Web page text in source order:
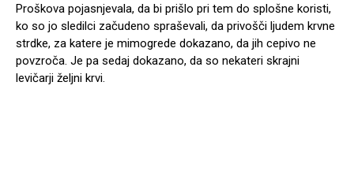
Proškova pojasnjevala, da bi prišlo pri tem do splošne koristi,
ko so jo sledilci začudeno spraševali, da privošči ljudem krvne
strdke, za katere je mimogrede dokazano, da jih cepivo ne
povzroča. Je pa sedaj dokazano, da so nekateri skrajni
levičarji željni krvi.